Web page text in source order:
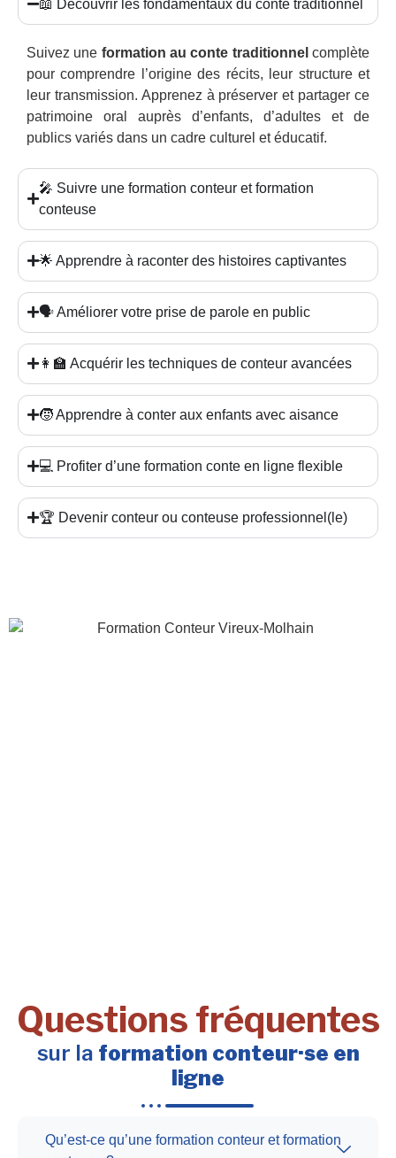
📖 Découvrir les fondamentaux du conte traditionnel
Suivez une formation au conte traditionnel complète
pour comprendre l’origine des récits, leur structure et
leur transmission. Apprenez à préserver et partager ce
patrimoine oral auprès d’enfants, d’adultes et de
publics variés dans un cadre culturel et éducatif.
🎤 Suivre une formation conteur et formation
conteuse
🌟 Apprendre à raconter des histoires captivantes
🗣️ Améliorer votre prise de parole en public
👩‍🏫 Acquérir les techniques de conteur avancées
🧒 Apprendre à conter aux enfants avec aisance
💻 Profiter d’une formation conte en ligne flexible
🏆 Devenir conteur ou conteuse professionnel(le)
Questions fréquentes
sur la formation conteur·se en
ligne
Qu’est-ce qu’une formation conteur et formation